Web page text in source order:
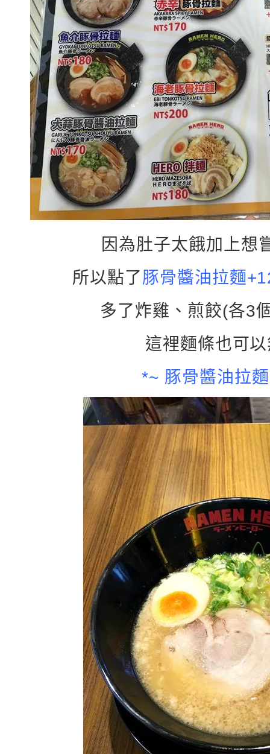
因為肚子太餓加上想
所以點了豚骨醬油拉麵
多了炸雞、煎餃(各3
這裡麵條也可
*~ 豚骨醬油拉